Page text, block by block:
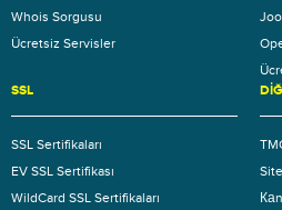
Whois Sorgusu
Ücretsiz Servisler
SSL
SSL Sertifikaları
EV SSL Sertifikası
WildCard SSL Sertifikaları